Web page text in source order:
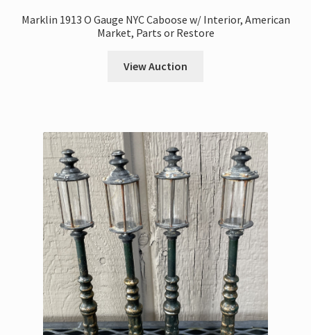
Marklin 1913 O Gauge NYC Caboose w/ Interior, American
Market, Parts or Restore
View Auction